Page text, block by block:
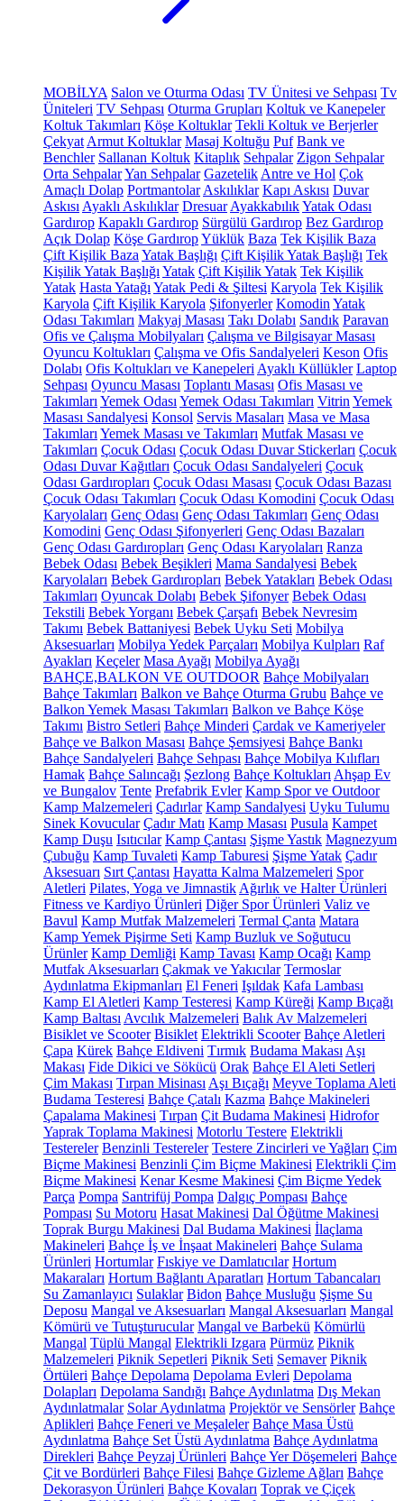
MOBİLYA Salon ve Oturma Odası TV Ünitesi ve Sehpası Tv
Üniteleri TV Sehpası Oturma Grupları Koltuk ve Kanepeler
Koltuk Takımları Köşe Koltuklar Tekli Koltuk ve Berjerler
Çekyat Armut Koltuklar Masaj Koltuğu Puf Bank ve
Benchler Sallanan Koltuk Kitaplık Sehpalar Zigon Sehpalar
Orta SehpalarYan Sehpalar Gazetelik Antre ve Hol Çok
Amaçlı Dolap Portmantolar Askılıklar Kapı Askısı Duvar
Askısı Ayaklı Askılıklar Dresuar AyakkabılıkYatak Odası
Gardırop Kapaklı Gardırop Sürgülü Gardırop Bez Gardırop
Açık Dolap Köşe GardıropYüklük Baza Tek Kişilik Baza
Çift Kişilik Baza Yatak Başlığı Çift Kişilik Yatak Başlığı Tek
Kişilik Yatak Başlığı Yatak Çift Kişilik Yatak Tek Kişilik
Yatak Hasta Yatağı Yatak Pedi & Şiltesi Karyola Tek Kişilik
Karyola Çift Kişilik Karyola Şifonyerler Komodin Yatak
Odası Takımları Makyaj Masası Takı Dolabı Sandık Paravan
Ofis ve Çalışma Mobilyaları Çalışma ve Bilgisayar Masası
Oyuncu Koltukları Çalışma ve Ofis Sandalyeleri Keson Ofis
Dolabı Ofis Koltukları ve Kanepeleri Ayaklı Küllükler Laptop
Sehpası Oyuncu Masası Toplantı Masası Ofis Masası ve
Takımları Yemek Odası Yemek Odası Takımları Vitrin Yemek
Masası Sandalyesi Konsol Servis Masaları Masa ve Masa
Takımları Yemek Masası ve Takımları Mutfak Masası ve
Takımları Çocuk Odası Çocuk Odası Duvar Stickerları Çocuk
Odası Duvar Kağıtları Çocuk Odası Sandalyeleri Çocuk
Odası Gardıropları Çocuk Odası Masası Çocuk Odası Bazası
Çocuk Odası Takımları Çocuk Odası Komodini Çocuk Odası
Karyolaları Genç Odası Genç Odası Takımları Genç Odası
Komodini Genç Odası Şifonyerleri Genç Odası Bazaları
Genç Odası Gardıropları Genç Odası Karyolaları Ranza
Bebek Odası Bebek Beşikleri Mama Sandalyesi Bebek
Karyolaları Bebek Gardıropları Bebek Yatakları Bebek Odası
Takımları Oyuncak Dolabı Bebek Şifonyer Bebek Odası
Tekstili Bebek Yorganı Bebek Çarşafı Bebek Nevresim
Takımı Bebek Battaniyesi Bebek Uyku Seti Mobilya
Aksesuarları Mobilya Yedek Parçaları Mobilya Kulpları Raf
Ayakları Keçeler Masa Ayağı Mobilya Ayağı
BAHÇE,BALKON VE OUTDOOR Bahçe Mobilyaları
Bahçe Takımları Balkon ve Bahçe Oturma Grubu Bahçe ve
Balkon Yemek Masası Takımları Balkon ve Bahçe Köşe
Takımı Bistro Setleri Bahçe Minderi Çardak ve Kameriyeler
Bahçe ve Balkon Masası Bahçe Şemsiyesi Bahçe Bankı
Bahçe Sandalyeleri Bahçe Sehpası Bahçe Mobilya Kılıfları
Hamak Bahçe Salıncağı Şezlong Bahçe Koltukları Ahşap Ev
ve Bungalov Tente Prefabrik Evler Kamp Spor ve Outdoor
Kamp Malzemeleri Çadırlar Kamp Sandalyesi Uyku Tulumu
Sinek Kovucular Çadır Matı Kamp Masası Pusula Kampet
Kamp Duşu Isıtıcılar Kamp Çantası Şişme Yastık Magnezyum
Çubuğu Kamp Tuvaleti Kamp Taburesi Şişme Yatak Çadır
Aksesuarı Sırt Çantası Hayatta Kalma Malzemeleri Spor
Aletleri Pilates, Yoga ve Jimnastik Ağırlık ve Halter Ürünleri
Fitness ve Kardiyo Ürünleri Diğer Spor Ürünleri Valiz ve
Bavul Kamp Mutfak Malzemeleri Termal Çanta Matara
Kamp Yemek Pişirme Seti Kamp Buzluk ve Soğutucu
Ürünler Kamp Demliği Kamp Tavası Kamp Ocağı Kamp
Mutfak Aksesuarları Çakmak ve Yakıcılar Termoslar
Aydınlatma Ekipmanları El Feneri Işıldak Kafa Lambası
Kamp El Aletleri Kamp Testeresi Kamp Küreği Kamp Bıçağı
Kamp Baltası Avcılık Malzemeleri Balık Av Malzemeleri
Bisiklet ve Scooter Bisiklet Elektrikli Scooter Bahçe Aletleri
Çapa Kürek Bahçe Eldiveni Tırmık Budama Makası Aşı
Makası Fide Dikici ve Sökücü Orak Bahçe El Aleti Setleri
Çim Makası Tırpan Misinası Aşı Bıçağı Meyve Toplama Aleti
Budama Testeresi Bahçe Çatalı Kazma Bahçe Makineleri
Çapalama Makinesi Tırpan Çit Budama Makinesi Hidrofor
Yaprak Toplama Makinesi Motorlu Testere Elektrikli
Testereler Benzinli Testereler Testere Zincirleri ve Yağları Çim
Biçme Makinesi Benzinli Çim Biçme Makinesi Elektrikli Çim
Biçme Makinesi Kenar Kesme Makinesi Çim Biçme Yedek
Parça Pompa Santrifüj Pompa Dalgıç Pompası Bahçe
Pompası Su Motoru Hasat Makinesi Dal Öğütme Makinesi
Toprak Burgu Makinesi Dal Budama Makinesi İlaçlama
Makineleri Bahçe İş ve İnşaat Makineleri Bahçe Sulama
Ürünleri Hortumlar Fıskiye ve Damlatıcılar Hortum
Makaraları Hortum Bağlantı Aparatları Hortum Tabancaları
Su Zamanlayıcı Sulaklar Bidon Bahçe Musluğu Şişme Su
Deposu Mangal ve Aksesuarları Mangal Aksesuarları Mangal
Kömürü ve Tutuşturucular Mangal ve Barbekü Kömürlü
Mangal Tüplü Mangal Elektrikli Izgara Pürmüz Piknik
Malzemeleri Piknik Sepetleri Piknik Seti Semaver Piknik
Örtüleri Bahçe Depolama Depolama Evleri Depolama
Dolapları Depolama Sandığı Bahçe Aydınlatma Dış Mekan
Aydınlatmalar Solar Aydınlatma Projektör ve Sensörler Bahçe
Aplikleri Bahçe Feneri ve Meşaleler Bahçe Masa Üstü
Aydınlatma Bahçe Set Üstü Aydınlatma Bahçe Aydınlatma
Direkleri Bahçe Peyzaj Ürünleri Bahçe Yer Döşemeleri Bahçe
Çit ve Bordürleri Bahçe Filesi Bahçe Gizleme Ağları Bahçe
Dekorasyon Ürünleri Bahçe Kovaları Toprak ve Çiçek